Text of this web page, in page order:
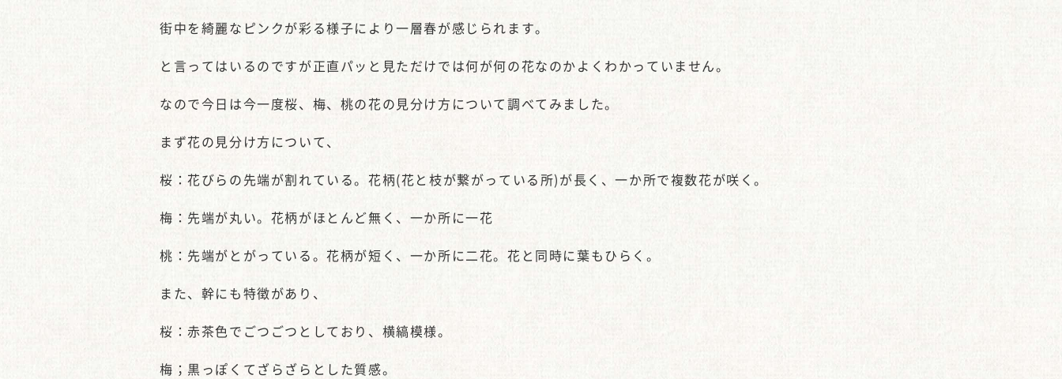
街中を綺麗なピンクが彩る様子により一層春が感じられます。
と言ってはいるのですが正直パッと見ただけでは何が何の花なのかよくわかっていません。
なので今日は今一度桜、梅、桃の花の見分け方について調べてみました。
まず花の見分け方について、
桜：花びらの先端が割れている。花柄(花と枝が繋がっている所)が長く、一か所で複数花が咲く。
梅：先端が丸い。花柄がほとんど無く、一か所に一花
桃：先端がとがっている。花柄が短く、一か所に二花。花と同時に葉もひらく。
また、幹にも特徴があり、
桜：赤茶色でごつごつとしており、横縞模様。
梅；黒っぽくてざらざらとした質感。